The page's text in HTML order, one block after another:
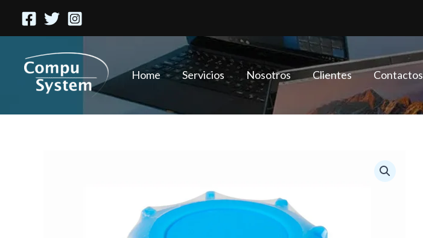
contenido
Home Servicios Nosotros Clientes Contactos